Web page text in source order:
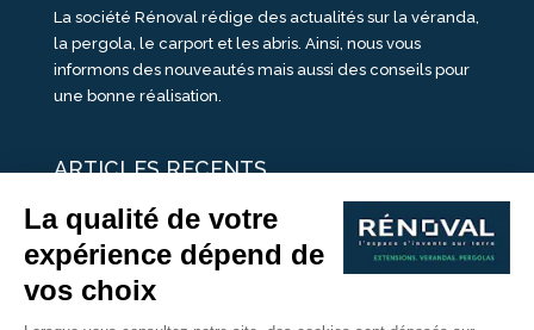
La société Rénoval rédige des actualités sur la véranda,
la pergola, le carport et les abris. Ainsi, nous vous
informons des nouveautés mais aussi des conseils pour
une bonne réalisation.
ARTICLES RECENTS
25 idées de vérandas design
Un été pour une véranda
Portes Ouvertes Véranda Extension Suisse | 26-27 Juin